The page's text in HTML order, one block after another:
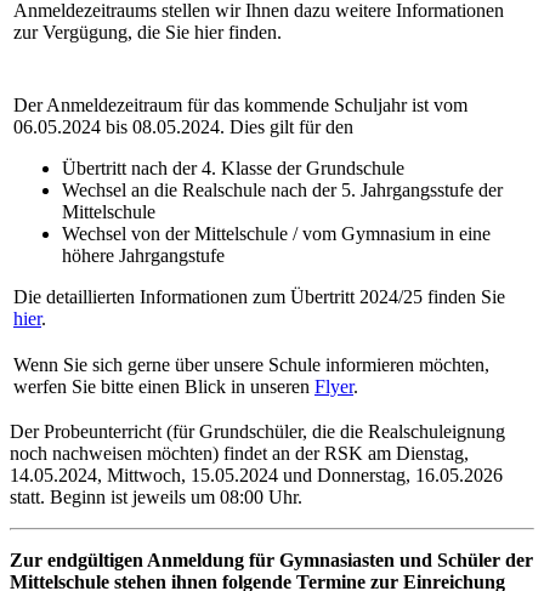
Anmeldezeitraums stellen wir Ihnen dazu weitere Informationen
zur Vergügung, die Sie hier finden.
Der Anmeldezeitraum für das kommende Schuljahr ist vom
06.05.2024 bis 08.05.2024. Dies gilt für den
Übertritt nach der 4. Klasse der Grundschule
Wechsel an die Realschule nach der 5. Jahrgangsstufe der
Mittelschule
Wechsel von der Mittelschule / vom Gymnasium in eine
höhere Jahrgangstufe
Die detaillierten Informationen zum Übertritt 2024/25 finden Sie
hier.
Wenn Sie sich gerne über unsere Schule informieren möchten,
werfen Sie bitte einen Blick in unseren Flyer.
Der Probeunterricht (für Grundschüler, die die Realschuleignung
noch nachweisen möchten) findet an der RSK am Dienstag,
14.05.2024, Mittwoch, 15.05.2024 und Donnerstag, 16.05.2026
statt. Beginn ist jeweils um 08:00 Uhr.
Zur endgültigen Anmeldung für Gymnasiasten und Schüler der
Mittelschule stehen ihnen folgende Termine zur Einreichung